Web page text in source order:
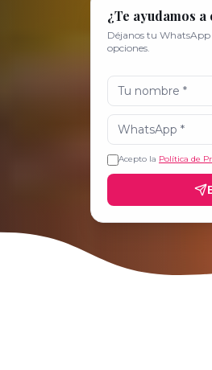
¿Te ayudamos
Déjanos tu WhatsApp
opciones.
Acepto la Política de